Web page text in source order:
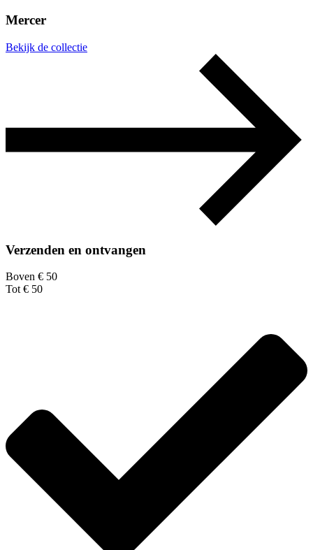
Mercer
Bekijk de collectie
Verzenden en ontvangen
Boven € 50
Tot € 50